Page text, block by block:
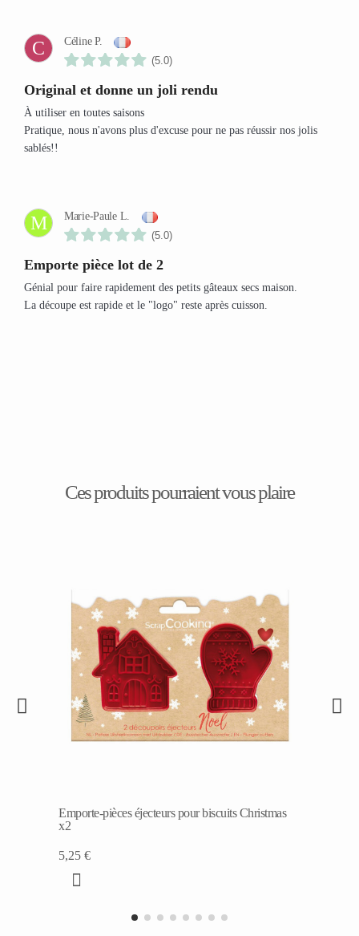
C
Céline P.
(5.0)
Original et donne un joli rendu
À utiliser en toutes saisons
Pratique, nous n'avons plus d'excuse pour ne pas réussir nos jolis
sablés!!
M
Marie-Paule L.
(5.0)
Emporte pièce lot de 2
Génial pour faire rapidement des petits gâteaux secs maison.
La découpe est rapide et le "logo" reste après cuisson.
Ces produits pourraient vous plaire
Emporte-pièces éjecteurs pour biscuits Christmas
x2
5,25 €